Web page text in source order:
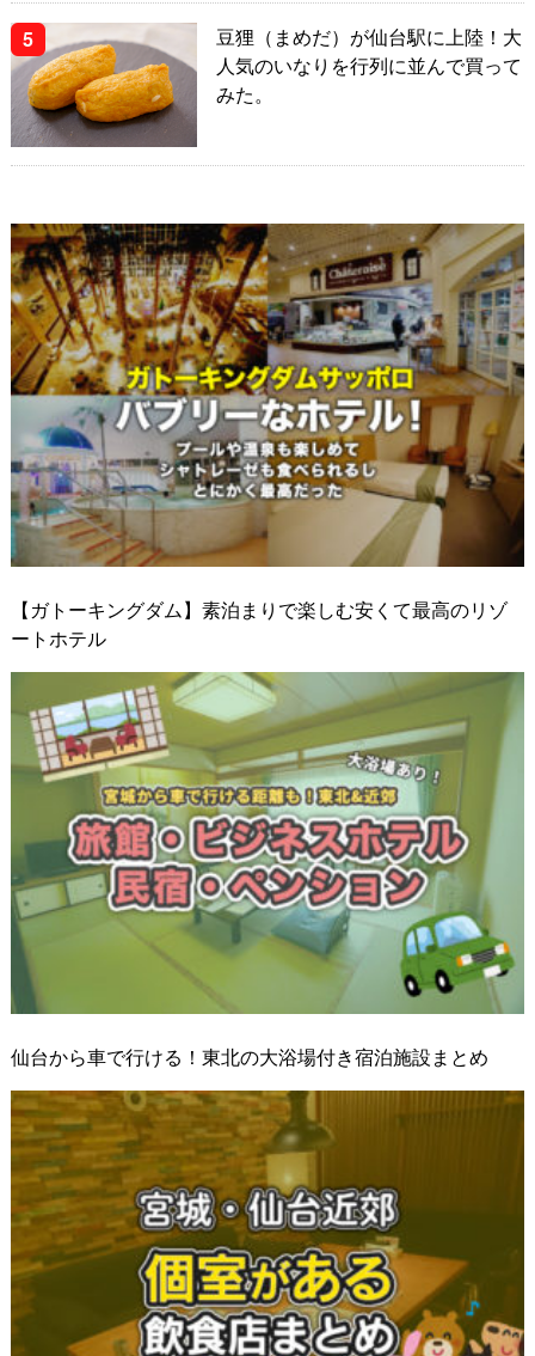
豆狸（まめだ）が仙台駅に上陸！大
人気のいなりを行列に並んで買って
みた。
【ガトーキングダム】素泊まりで楽しむ安くて最高のリゾ
ートホテル
仙台から車で行ける！東北の大浴場付き宿泊施設まとめ